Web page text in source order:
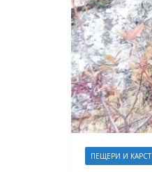
ПЕЩЕРИ И КАРСТ